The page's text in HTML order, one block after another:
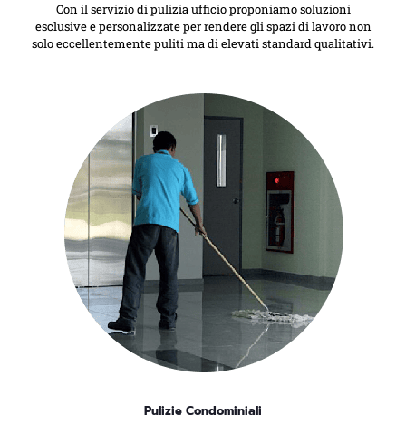
Con il servizio di pulizia ufficio proponiamo soluzioni
esclusive e personalizzate per rendere gli spazi di lavoro non
solo eccellentemente puliti ma di elevati standard qualitativi.
Pulizie Condominiali